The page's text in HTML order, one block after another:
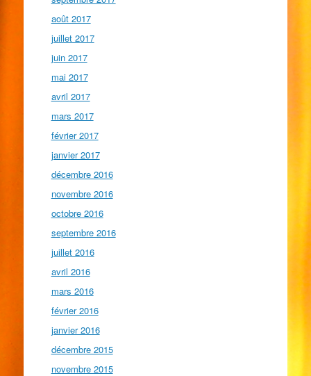
août 2017
juillet 2017
juin 2017
mai 2017
avril 2017
mars 2017
février 2017
janvier 2017
décembre 2016
novembre 2016
octobre 2016
septembre 2016
juillet 2016
avril 2016
mars 2016
février 2016
janvier 2016
décembre 2015
novembre 2015